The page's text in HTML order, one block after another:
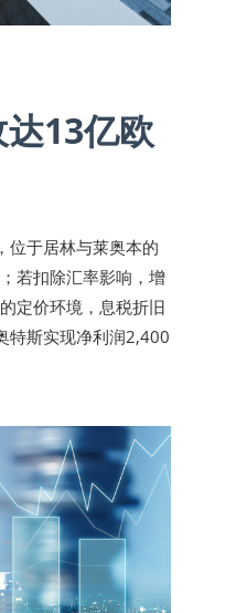
13亿欧
位于居林与莱奥本的
若扣除汇率影响，增
定价环境，息税折旧
特斯实现净利润2,400